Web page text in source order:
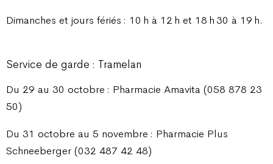
Dimanches et jours fériés : 10 h à 12 h et 18 h 30 à 19 h.
Service de garde : Tramelan
Du 29 au 30 octobre : Pharmacie Amavita (058 878 23
50)
Du 31 octobre au 5 novembre : Pharmacie Plus
Schneeberger (032 487 42 48)